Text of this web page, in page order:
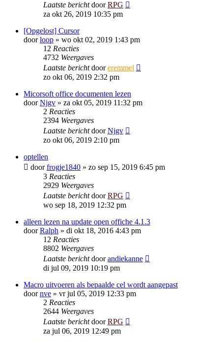
Laatste berichtdoorRPG
za okt 26, 2019 10:35 pm
[Opgelost] Cursor
doorloop » wo okt 02, 2019 1:43 pm
12 Reacties
4732 Weergaves
Laatste berichtdooreremmel
zo okt 06, 2019 2:32 pm
Micorsoft office documenten lezen
doorNjgv » za okt 05, 2019 11:32 pm
2 Reacties
2394 Weergaves
Laatste berichtdoorNjgv
zo okt 06, 2019 2:10 pm
optellen
doorfrogje1840 » zo sep 15, 2019 6:45 pm
3 Reacties
2929 Weergaves
Laatste berichtdoorRPG
wo sep 18, 2019 12:32 pm
alleen lezen na update open offiche 4.1.3
doorRalph » di okt 18, 2016 4:43 pm
12 Reacties
8802 Weergaves
Laatste berichtdoorandiekanne
di jul 09, 2019 10:19 pm
Macro uitvoeren als bepaalde cel wordt aangepast
doornve » vr jul 05, 2019 12:33 pm
2 Reacties
2644 Weergaves
Laatste berichtdoorRPG
za jul 06, 2019 12:49 pm